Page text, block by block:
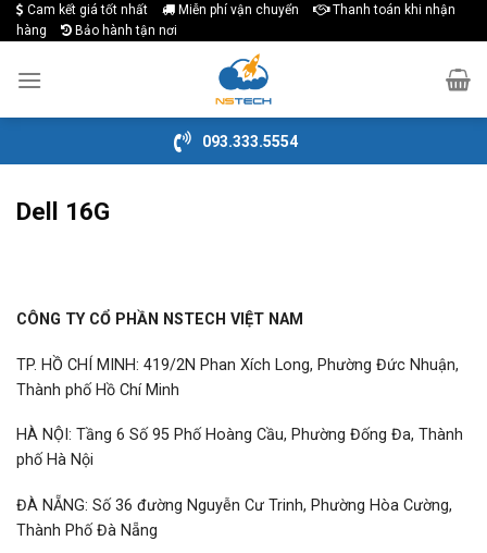
Skip
to
content
Cam kết giá tốt nhất Miễn phí vận chuyển
Thanh toán khi nhận
hàng
Bảo hành tận nơi
093.333.5554
Dell 16G
CÔNG TY CỔ PHẦN NSTECH VIỆT NAM
TP. HỒ CHÍ MINH: 419/2N Phan Xích Long, Phường Đức Nhuận,
Thành phố Hồ Chí Minh
HÀ NỘI: Tầng 6 Số 95 Phố Hoàng Cầu, Phường Đống Đa, Thành
phố Hà Nội
ĐÀ NẴNG: Số 36 đường Nguyễn Cư Trinh, Phường Hòa Cường,
Thành Phố Đà Nẵng